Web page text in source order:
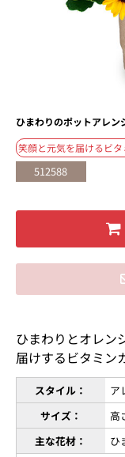
ひまわりのポットアレン
笑顔と元気を届けるビ
512588
住所を
ひまわりとオレン
届けするビタミン
スタイル：
ア
サイズ：
高
主な花材：
ひ